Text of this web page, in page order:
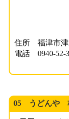
住所 福津市津
電話 0940-52-
05 うどんや